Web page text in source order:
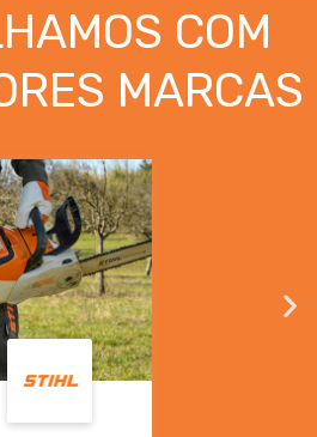
COM
MARCAS